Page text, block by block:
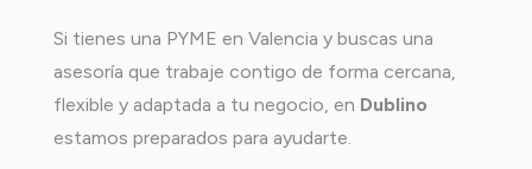
Si tienes una PYME en Valencia y buscas una
asesoría que trabaje contigo de forma cercana,
flexible y adaptada a tu negocio, en Dublino
estamos preparados para ayudarte.